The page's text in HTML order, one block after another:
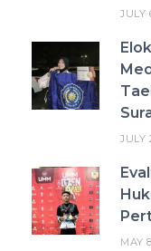
JULY
JULY
MAY